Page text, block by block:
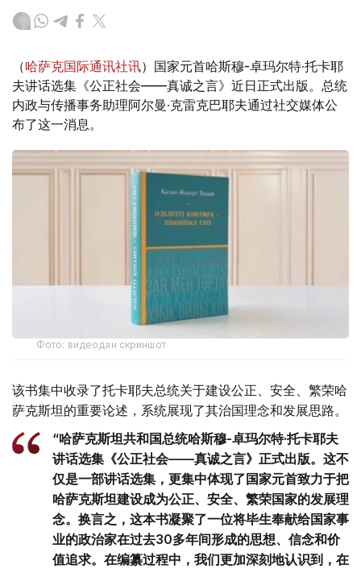
（哈萨克国际通讯社讯）国家元首哈斯穆-卓玛尔特·托卡耶
夫讲话选集《公正社会——真诚之言》近日正式出版。总统
内政与传播事务助理阿尔曼·克雷克巴耶夫通过社交媒体公
布了这一消息。
Фото: видеодан скриншот
该书集中收录了托卡耶夫总统关于建设公正、安全、繁荣哈
萨克斯坦的重要论述，系统展现了其治国理念和发展思路。
“哈萨克斯坦共和国总统哈斯穆-卓玛尔特·托卡耶夫
讲话选集《公正社会——真诚之言》正式出版。这不
仅是一部讲话选集，更集中体现了国家元首致力于把
哈萨克斯坦建设成为公正、安全、繁荣国家的发展理
念。换言之，这本书凝聚了一位将毕生奉献给国家事
业的政治家在过去30多年间形成的思想、信念和价
值追求。在编纂过程中，我们更加深刻地认识到，在